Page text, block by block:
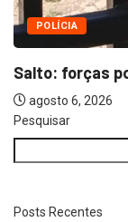
Pesquisar
Posts Recentes